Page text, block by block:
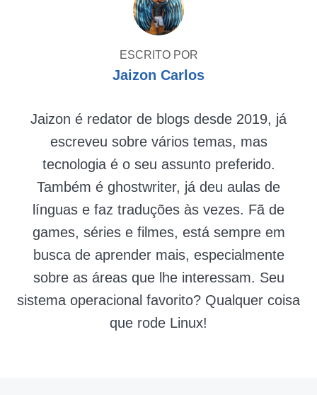
ESCRITO POR
Jaizon Carlos
Jaizon é redator de blogs desde 2019, já
escreveu sobre vários temas, mas
tecnologia é o seu assunto preferido.
Também é ghostwriter, já deu aulas de
línguas e faz traduções às vezes. Fã de
games, séries e filmes, está sempre em
busca de aprender mais, especialmente
sobre as áreas que lhe interessam. Seu
sistema operacional favorito? Qualquer coisa
que rode Linux!